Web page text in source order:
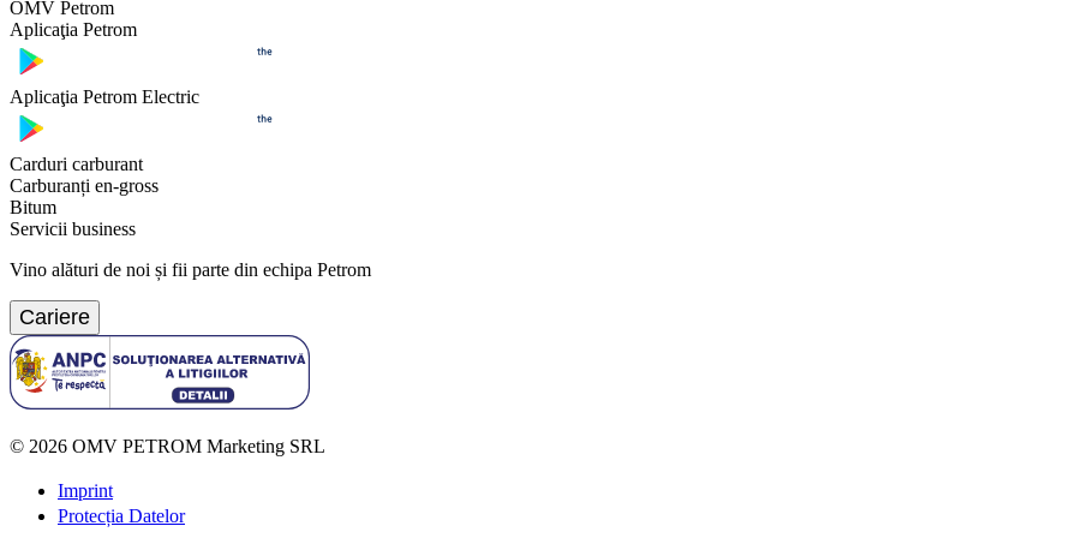
OMV Petrom
Aplicaţia Petrom
Aplicaţia Petrom Electric
Carduri carburant
Carburanți en-gross
Bitum
Servicii business
Vino alături de noi și fii parte din echipa Petrom
Cariere
© 2026 OMV PETROM Marketing SRL
Imprint
Protecția Datelor